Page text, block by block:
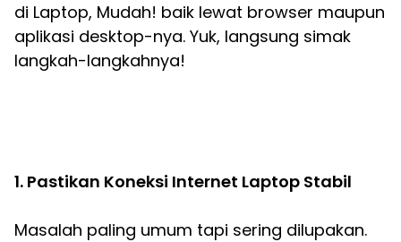
di Laptop, Mudah! baik lewat browser maupun
aplikasi desktop-nya. Yuk, langsung simak
langkah-langkahnya!
1. Pastikan Koneksi Internet Laptop Stabil
Masalah paling umum tapi sering dilupakan.